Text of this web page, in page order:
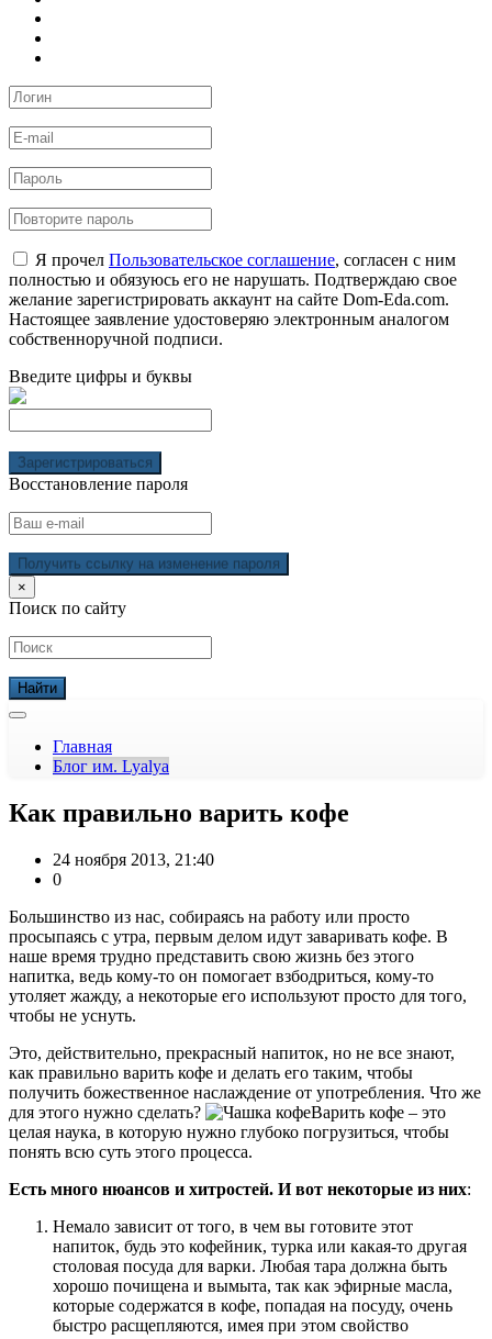
Я прочел Пользовательское соглашение, согласен с ним
полностью и обязуюсь его не нарушать. Подтверждаю свое
желание зарегистрировать аккаунт на сайте Dom-Eda.com.
Настоящее заявление удостоверяю электронным аналогом
собственноручной подписи.
Введите цифры и буквы
Зарегистрироваться
Восстановление пароля
Получить ссылку на изменение пароля
×
Поиск по сайту
Главная
Блог им. Lyalya
Как правильно варить кофе
24 ноября 2013, 21:40
0
Большинство из нас, собираясь на работу или просто
просыпаясь с утра, первым делом идут заваривать кофе. В
наше время трудно представить свою жизнь без этого
напитка, ведь кому-то он помогает взбодриться, кому-то
утоляет жажду, а некоторые его используют просто для того,
чтобы не уснуть.
Это, действительно, прекрасный напиток, но не все знают,
как правильно варить кофе и делать его таким, чтобы
получить божественное наслаждение от употребления. Что же
для этого нужно сделать?
Варить кофе – это
целая наука, в которую нужно глубоко погрузиться, чтобы
понять всю суть этого процесса.
Есть много нюансов и хитростей. И вот некоторые из них:
Немало зависит от того, в чем вы готовите этот
напиток, будь это кофейник, турка или какая-то другая
столовая посуда для варки. Любая тара должна быть
хорошо почищена и вымыта, так как эфирные масла,
которые содержатся в кофе, попадая на посуду, очень
быстро расщепляются, имея при этом свойство